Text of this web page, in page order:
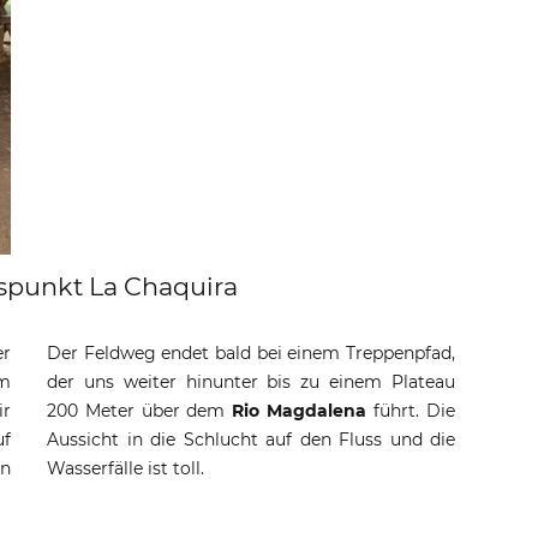
La Chaquira
Der Feldweg endet bald bei einem Treppenpfad,
der uns weiter hinunter bis zu einem Plateau
200 Meter über dem Rio Magdalena führt. Die
Aussicht in die Schlucht auf den Fluss und die
Wasserfälle ist toll.